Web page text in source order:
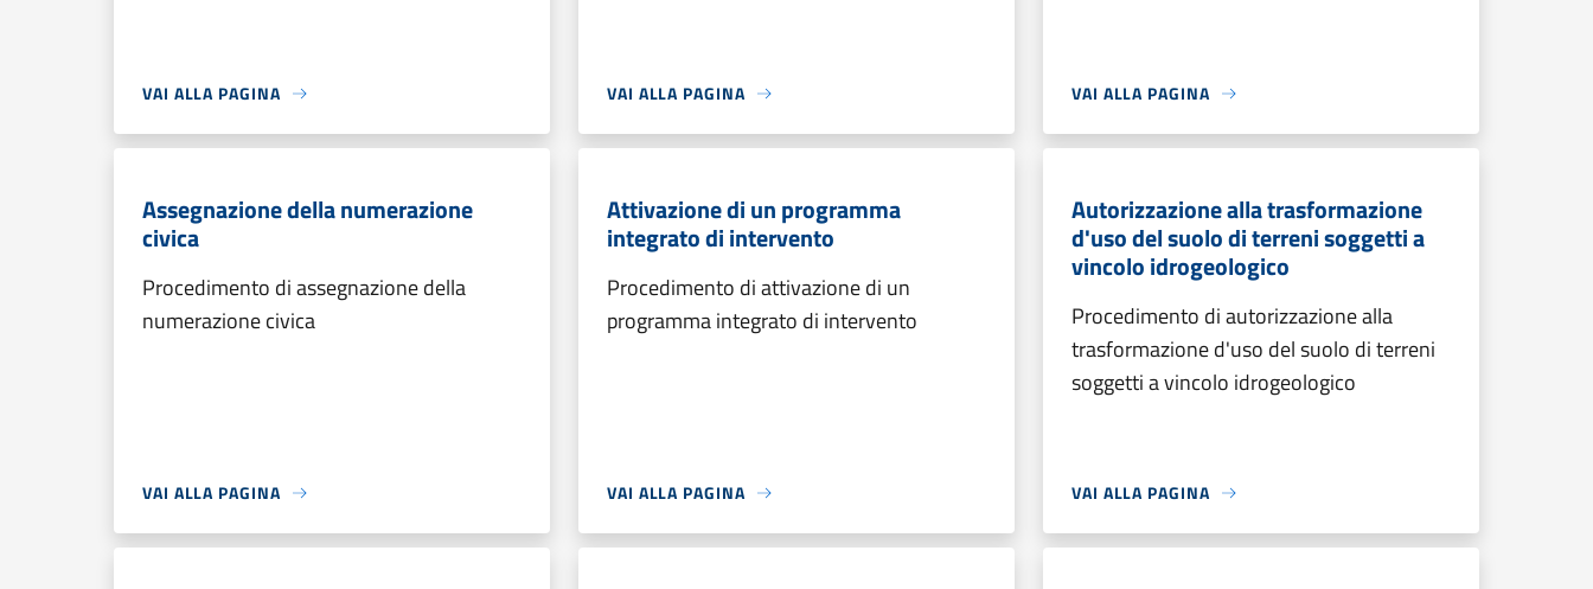
VAI ALLA PAGINA VAI ALLA PAGINA VAI ALLA PAGINA
Assegnazione della numerazione
civica
Procedimento di assegnazione della
numerazione civica
VAI ALLA PAGINA
Attivazione di un programma
integrato di intervento
Procedimento di attivazione di un
programma integrato di intervento
VAI ALLA PAGINA
Autorizzazione alla trasformazione
d'uso del suolo di terreni soggetti a
vincolo idrogeologico
Procedimento di autorizzazione alla
trasformazione d'uso del suolo di terreni
soggetti a vincolo idrogeologico
VAI ALLA PAGINA